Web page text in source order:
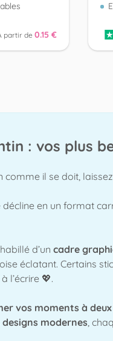
partir de 0.15 €
: vos plus
comme il se doit,
en un format
d’un cadre
éclatant. Certains
l’écrire 💖.
vos moments à deux
designs modernes,